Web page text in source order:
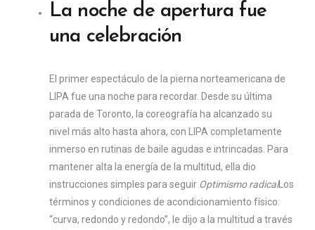
La noche de apertura fue
una celebración
El primer espectáculo de la pierna norteamericana de
LIPA fue una noche para recordar. Desde su última
parada de Toronto, la coreografía ha alcanzado su
nivel más alto hasta ahora, con LIPA completamente
inmerso en rutinas de baile agudas e intrincadas. Para
mantener alta la energía de la multitud, ella dio
instrucciones simples para seguir Optimismo radicalLos
términos y condiciones de acondicionamiento físico:
“curva, redondo y redondo”, le dijo a la multitud a través